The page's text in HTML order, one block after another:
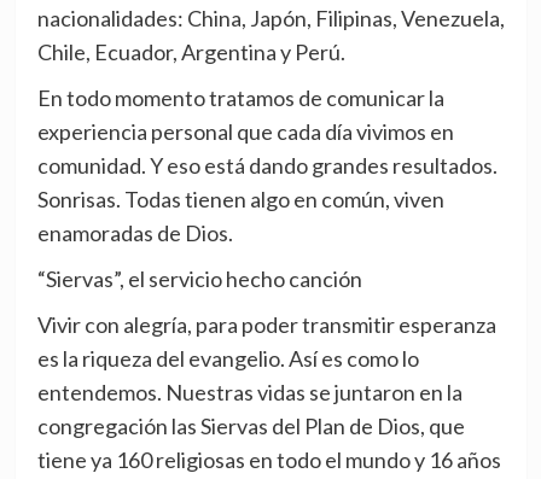
nacionalidades: China, Japón, Filipinas, Venezuela,
Chile, Ecuador, Argentina y Perú.
En todo momento tratamos de comunicar la
experiencia personal que cada día vivimos en
comunidad. Y eso está dando grandes resultados.
Sonrisas. Todas tienen algo en común, viven
enamoradas de Dios.
“Siervas”, el servicio hecho canción
Vivir con alegría, para poder transmitir esperanza
es la riqueza del evangelio. Así es como lo
entendemos. Nuestras vidas se juntaron en la
congregación las Siervas del Plan de Dios, que
tiene ya 160 religiosas en todo el mundo y 16 años